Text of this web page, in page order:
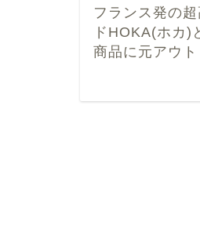
フランス発の
ドHOKA(ホカ)
商品に元アウト